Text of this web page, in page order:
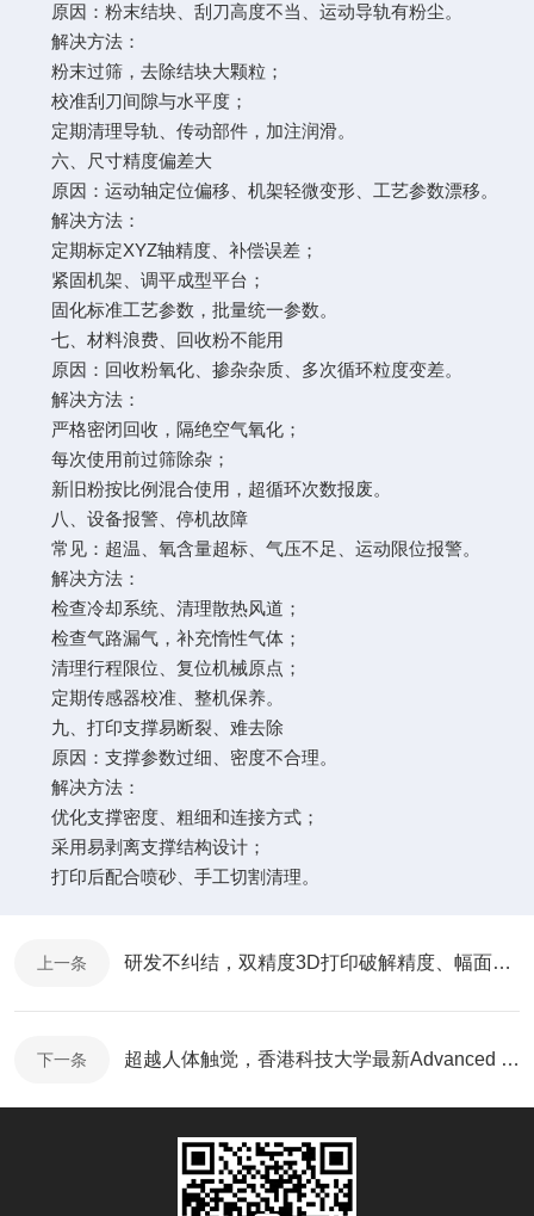
原因：粉末结块、刮刀高度不当、运动导轨有粉尘。
解决方法：
粉末过筛，去除结块大颗粒；
校准刮刀间隙与水平度；
定期清理导轨、传动部件，加注润滑。
六、尺寸精度偏差大
原因：运动轴定位偏移、机架轻微变形、工艺参数漂移。
解决方法：
定期标定XYZ轴精度、补偿误差；
紧固机架、调平成型平台；
固化标准工艺参数，批量统一参数。
七、材料浪费、回收粉不能用
原因：回收粉氧化、掺杂杂质、多次循环粒度变差。
解决方法：
严格密闭回收，隔绝空气氧化；
每次使用前过筛除杂；
新旧粉按比例混合使用，超循环次数报废。
八、设备报警、停机故障
常见：超温、氧含量超标、气压不足、运动限位报警。
解决方法：
检查冷却系统、清理散热风道；
检查气路漏气，补充惰性气体；
清理行程限位、复位机械原点；
定期传感器校准、整机保养。
九、打印支撑易断裂、难去除
原因：支撑参数过细、密度不合理。
解决方法：
优化支撑密度、粗细和连接方式；
采用易剥离支撑结构设计；
打印后配合喷砂、手工切割清理。
上一条 研发不纠结，双精度3D打印破解精度、幅面、效率难题
下一条 超越人体触觉，香港科技大学最新Advanced Materials！